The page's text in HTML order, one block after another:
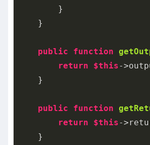
        }
    }
public function
return
$this-
    }
public function
return
$this-
    }